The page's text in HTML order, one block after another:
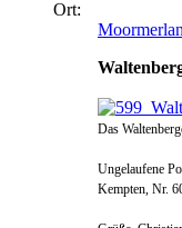
Ort:
Das
Ungelaufene
Kempten, Nr.